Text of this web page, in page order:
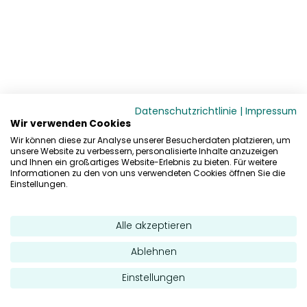
Datenschutzrichtlinie | Impressum
Wir verwenden Cookies
Wir können diese zur Analyse unserer Besucherdaten platzieren, um
unsere Website zu verbessern, personalisierte Inhalte anzuzeigen
und Ihnen ein großartiges Website-Erlebnis zu bieten. Für weitere
Informationen zu den von uns verwendeten Cookies öffnen Sie die
Einstellungen.
Alle akzeptieren
Ablehnen
Einstellungen